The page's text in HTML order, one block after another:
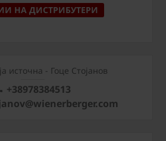
НА ДИСТРИБУТЕРИ
источна - Гоце Стојанов
+38978384513